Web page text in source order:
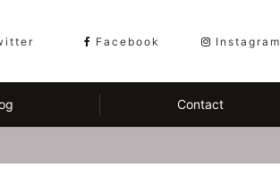
Facebook Instagram
Contact